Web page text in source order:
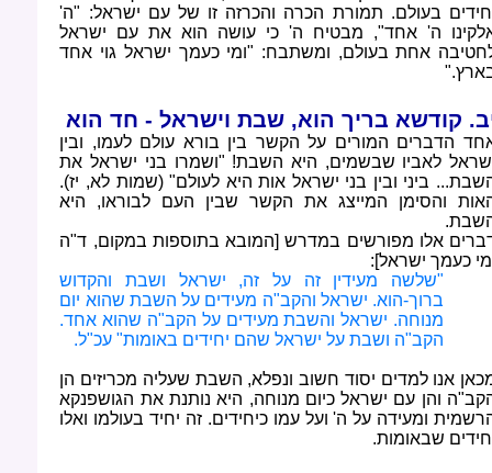
בעולם. תמורת הכרה והכרזה זו של עם ישראל: "ה'
ה' אחד", מבטיח ה' כי עושה הוא את עם ישראל
אחת בעולם, ומשתבח: "ומי כעמך ישראל גוי אחד
".
קודשא בריך הוא, שבת וישראל - חד הוא
הדברים המורים על הקשר בין בורא עולם לעמו, ובין
לאביו שבשמים, היא השבת! "ושמרו בני ישראל את
ביני ובין בני ישראל אות היא לעולם" (שמות לא, יז).
והסימן המייצג את הקשר שבין העם לבוראו, היא
.
אלו מפורשים במדרש [המובא בתוספות במקום, ד"ה
כעמך ישראל]:
"שלשה מעידין זה על זה, ישראל ושבת והקדוש
ברוך-הוא. ישראל והקב"ה מעידים על השבת שהוא יום
מנוחה. ישראל והשבת מעידים על הקב"ה שהוא אחד.
הקב"ה ושבת על ישראל שהם יחידים באומות" עכ"ל.
אנו למדים יסוד חשוב ונפלא, השבת שעליה מכריזים הן
והן עם ישראל כיום מנוחה, היא נותנת את הגושפנקא
ומעידה על ה' ועל עמו כיחידים. זה יחיד בעולמו ואלו
שבאומות.